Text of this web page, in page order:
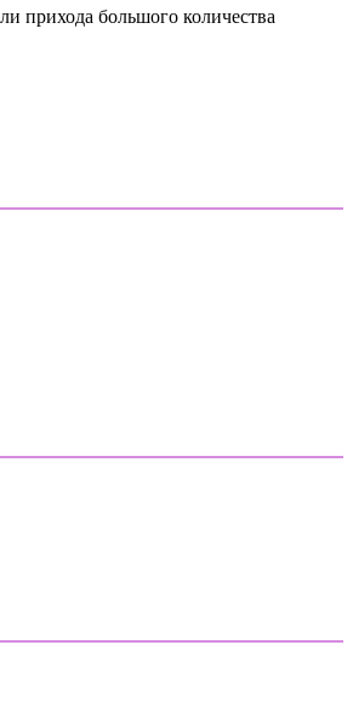
прихода большого количества